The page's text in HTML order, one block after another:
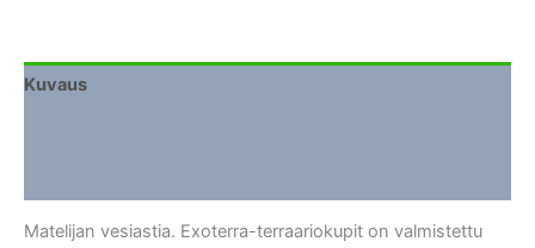
määrä
Kuvaus
Matelijan vesiastia. Exoterra-terraariokupit on valmistettu